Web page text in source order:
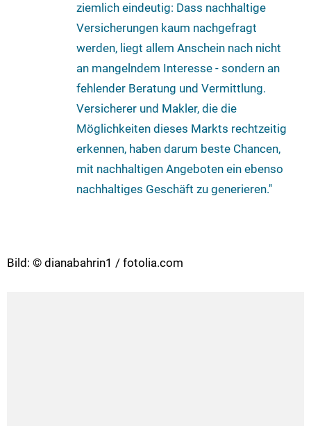
ziemlich eindeutig: Dass nachhaltige
Versicherungen kaum nachgefragt
werden, liegt allem Anschein nach nicht
an mangelndem Interesse - sondern an
fehlender Beratung und Vermittlung.
Versicherer und Makler, die die
Möglichkeiten dieses Markts rechtzeitig
erkennen, haben darum beste Chancen,
mit nachhaltigen Angeboten ein ebenso
nachhaltiges Geschäft zu generieren."
Bild: © dianabahrin1 / fotolia.com